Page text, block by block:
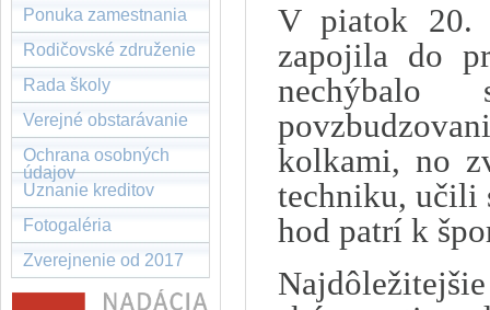
Ponuka zamestnania
Rodičovské združenie
Rada školy
Verejné obstarávanie
Ochrana osobných
údajov
Uznanie kreditov
Fotogaléria
Zverejnenie od 2017
V piatok 20.
zapojila do
nechýbalo
kolkami, no
techniku, učili
hod patrí k